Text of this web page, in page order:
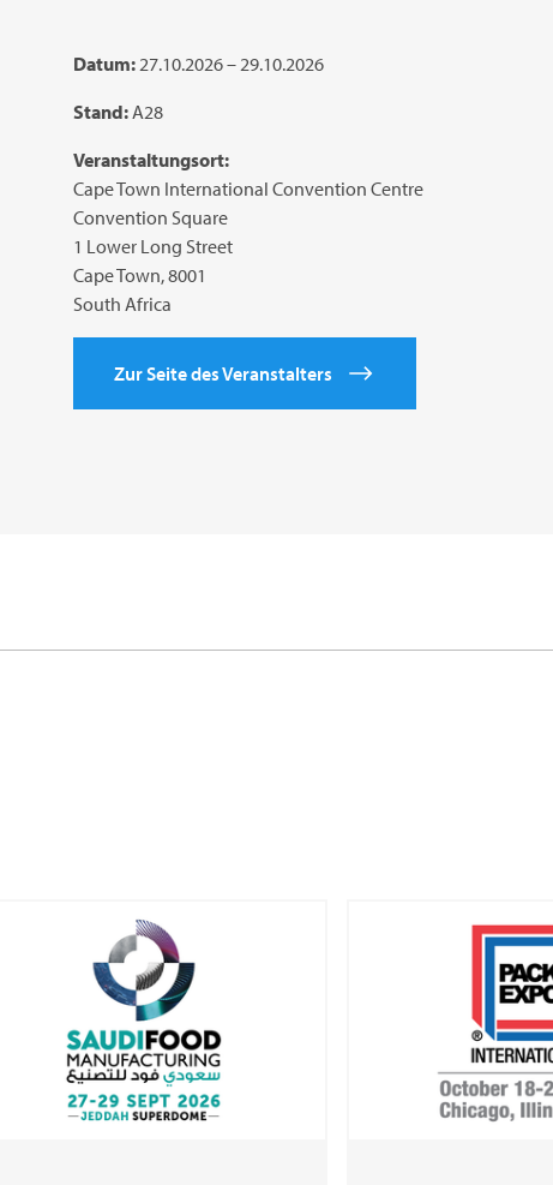
Datum:27.10.2026 – 29.10.2026
Stand:A28
Veranstaltungsort:
Cape Town International Convention Centre
Convention Square
1 Lower Long Street
Cape Town, 8001
South Africa
Zur Seite des Veranstalters